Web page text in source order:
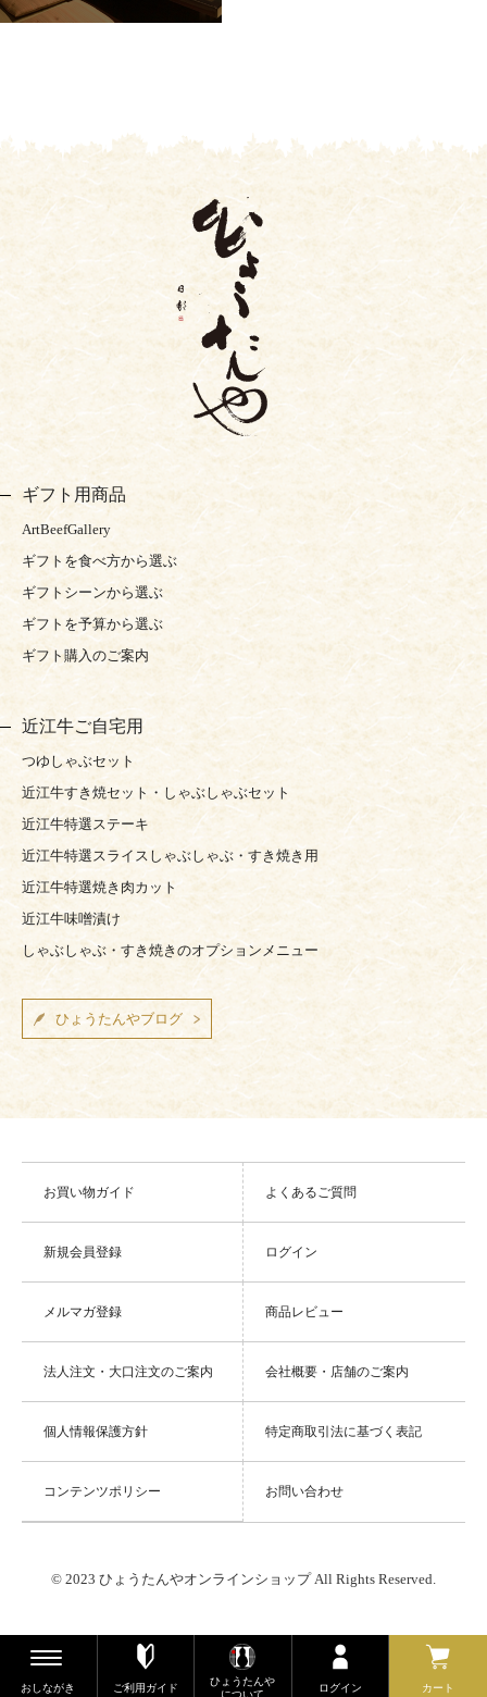
ギフト用商品
ArtBeefGallery
ギフトを食べ方から選ぶ
ギフトシーンから選ぶ
ギフトを予算から選ぶ
ギフト購入のご案内
近江牛ご自宅用
つゆしゃぶセット
近江牛すき焼セット・しゃぶしゃぶセット
近江牛特選ステーキ
近江牛特選スライスしゃぶしゃぶ・すき焼き用
近江牛特選焼き肉カット
近江牛味噌漬け
しゃぶしゃぶ・すき焼きのオプションメニュー
ひょうたんやブログ
お買い物ガイド よくあるご質問
新規会員登録 ログイン
メルマガ登録 商品レビュー
法人注文・大口注文のご案内 会社概要・店舗のご案内
個人情報保護方針 特定商取引法に基づく表記
コンテンツポリシー お問い合わせ
© 2023 ひょうたんやオンラインショップ All Rights Reserved.
おしながき ご利用ガイド
ひょうたんや
について
ログイン カート